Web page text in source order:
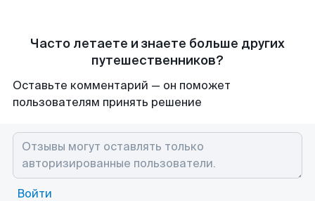
Часто летаете и знаете больше других
путешественников?
Оставьте комментарий — он поможет
пользователям принять решение
Войти